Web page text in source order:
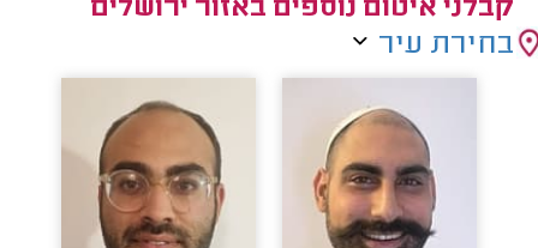
קבלני איטום נוספים באזור ירושלים
בחירת עיר